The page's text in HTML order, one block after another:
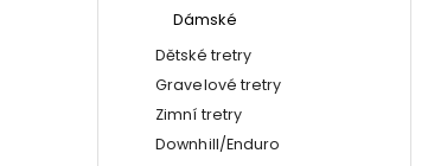
Dámské
Dětské tretry
Gravelové tretry
Zimní tretry
Downhill/Enduro